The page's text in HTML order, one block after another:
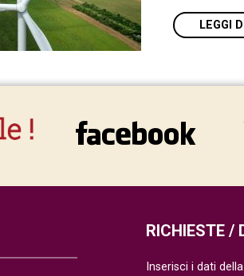
LEGGI
RICHIESTE /
Inserisci i dati